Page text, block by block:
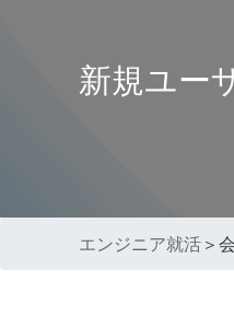
新規ユー
エンジニア就活 ＞